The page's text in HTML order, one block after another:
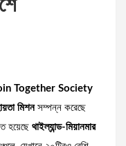
Together Society
মিশনসম্পন্ন করেছে
হয়েছে থাইল্যান্ড-মিয়ানমার